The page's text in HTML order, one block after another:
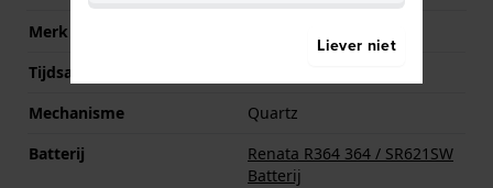
Merk uurwerk
Tijdsaanduiding
Mechanisme
Quartz
Batterij
Renata R364 364 / SR621SW
Batterij
Liever niet